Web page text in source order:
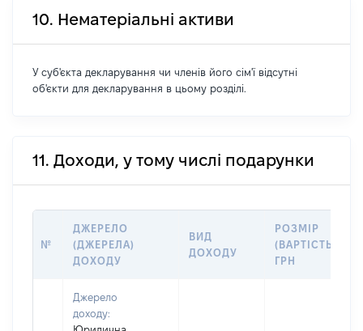
10. Нематеріальні активи
У суб'єкта декларування чи членів його сім'ї відсутні
об'єкти для декларування в цьому розділі.
11. Доходи, у тому числі подарунки
№
ДЖЕРЕЛО
(ДЖЕРЕЛА)
ДОХОДУ
ВИД
ДОХОДУ
РОЗМІР
(ВАРТІСТЬ),
ГРН
Джерело
доходу: